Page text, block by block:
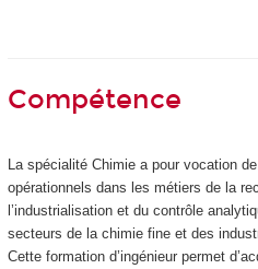
Compétence
La spécialité Chimie a pour vocation
opérationnels dans les métiers de la
l’industrialisation et du contrôle
secteurs de la chimie fine et des
Cette formation d’ingénieur permet